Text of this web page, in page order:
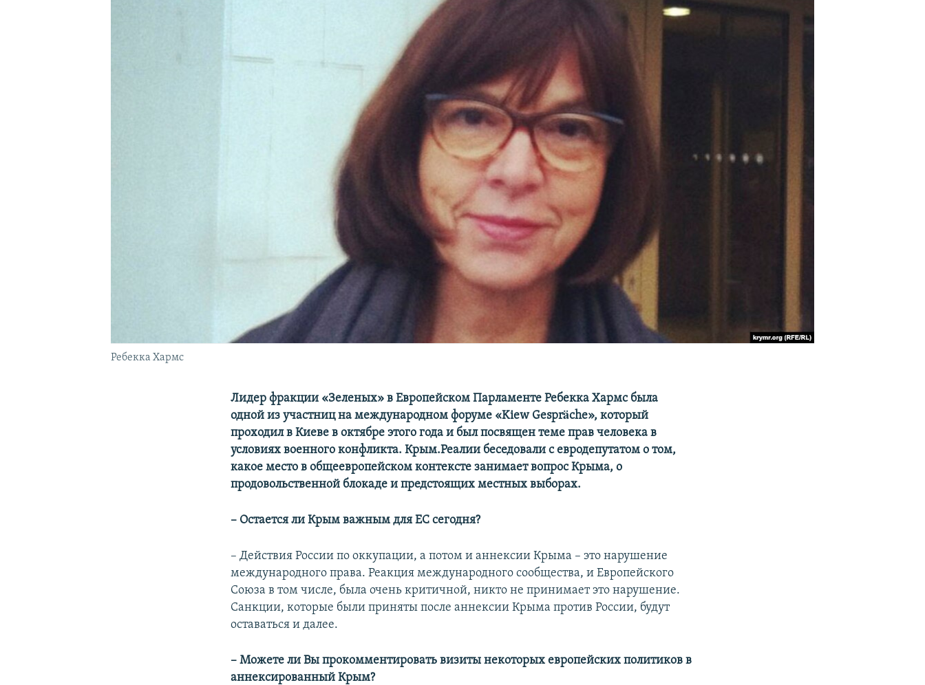
Ребекка Хармс
Лидер фракции «Зеленых» в Европейском Парламенте Ребекка Хармс была
одной из участниц на международном форуме «Kiew Gespräche», который
проходил в Киеве в октябре этого года и был посвящен теме прав человека в
условиях военного конфликта. Крым.Реалии беседовали с евродепутатом о том,
какое место в общеевропейском контексте занимает вопрос Крыма, о
продовольственной блокаде и предстоящих местных выборах.
– Остается ли Крым важным для ЕС сегодня?
– Действия России по оккупации, а потом и аннексии Крыма – это нарушение
международного права. Реакция международного сообщества, и Европейского
Союза в том числе, была очень критичной, никто не принимает это нарушение.
Санкции, которые были приняты после аннексии Крыма против России, будут
оставаться и далее.
– Можете ли Вы прокомментировать визиты некоторых европейских политиков в
аннексированный Крым?